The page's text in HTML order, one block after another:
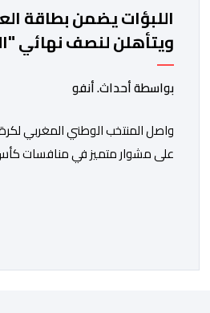
اللبؤات يضمن بطاقة
ويتأهلن لنصف نهائي
بواسطة أحداث. أنفو
واصل المنتخب الوطني المغربي
على مشوار متميز في منافسات
مشاركته […]